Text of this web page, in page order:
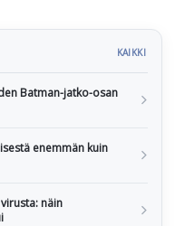
KAIKKI
Batman-jatko-osan
enemmän kuin
näin